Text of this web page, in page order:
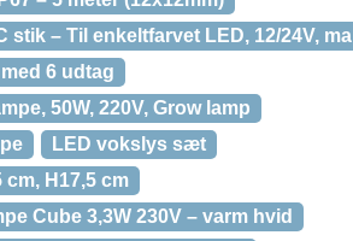
stik – Til enkeltfarvet LED, 12/24V,
6 udtag
50W, 220V, Grow lamp
LED vokslys sæt
cm, H17,5 cm
Cube 3,3W 230V – varm hvid